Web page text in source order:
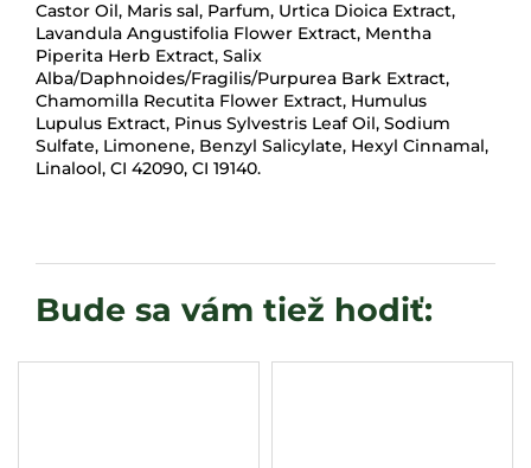
Castor Oil, Maris sal, Parfum, Urtica Dioica Extract,
Lavandula Angustifolia Flower Extract, Mentha
Piperita Herb Extract, Salix
Alba/Daphnoides/Fragilis/Purpurea Bark Extract,
Chamomilla Recutita Flower Extract, Humulus
Lupulus Extract, Pinus Sylvestris Leaf Oil, Sodium
Sulfate, Limonene, Benzyl Salicylate, Hexyl Cinnamal,
Linalool, CI 42090, CI 19140.